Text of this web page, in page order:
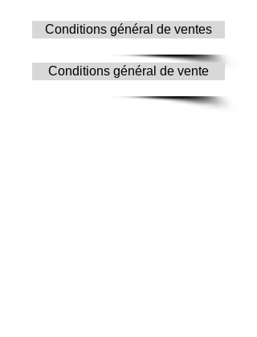
Conditions général de ventes
Conditions général de vente